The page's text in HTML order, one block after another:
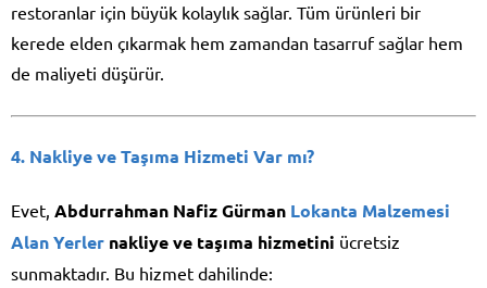
restoranlar için büyük kolaylık sağlar. Tüm ürünleri bir
kerede elden çıkarmak hem zamandan tasarruf sağlar hem
de maliyeti düşürür.
4. Nakliye ve Taşıma Hizmeti Var mı?
Evet, Abdurrahman Nafiz Gürman Lokanta Malzemesi
Alan Yerler nakliye ve taşıma hizmetini ücretsiz
sunmaktadır. Bu hizmet dahilinde: